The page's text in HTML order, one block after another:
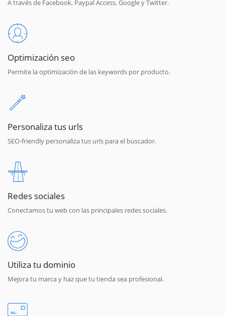
A través de Facebook, Paypal Access, Google y Twitter.
Optimización seo
Permite la optimización de las keywords por producto.
Personaliza tus urls
SEO-friendly personaliza tus urls para el buscador.
Redes sociales
Conectamos tu web con las principales redes sociales.
Utiliza tu dominio
Mejora tu marca y haz que tu tienda sea profesional.